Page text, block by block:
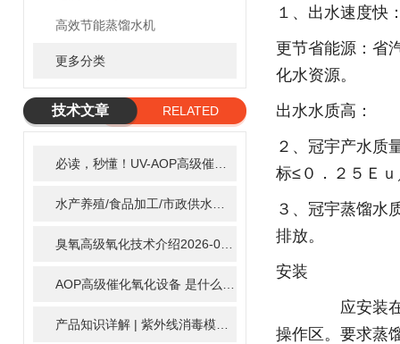
高效节能蒸馏水机
更多分类
技术文章
RELATED
臭氧高级氧化技术介绍2026-02-27
2024-01-16
１、出水速度快
更节省能源：省
化水资源。
出水水质高：
２、冠宇产水质
标≤０．２５Ｅ
３、冠宇蒸馏水
排放。
安装
应安装在平面
操作区。要求蒸